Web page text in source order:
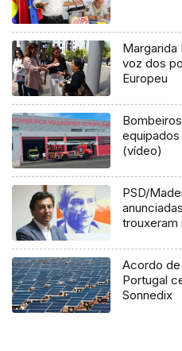
Margarida
voz dos
Europeu
(vídeo)
PSD/
trouxeram
Acordo de
Portugal
Sonnedix